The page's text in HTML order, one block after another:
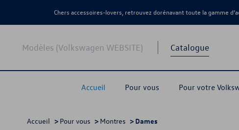
Chers accessoires-lovers, retrouvez dorénavant toute la gamme
Modèles (Volkswagen WEBSITE) Catalogue
Accueil Pour vous Pour votre
Accueil > Pour vous > Montres > Dames